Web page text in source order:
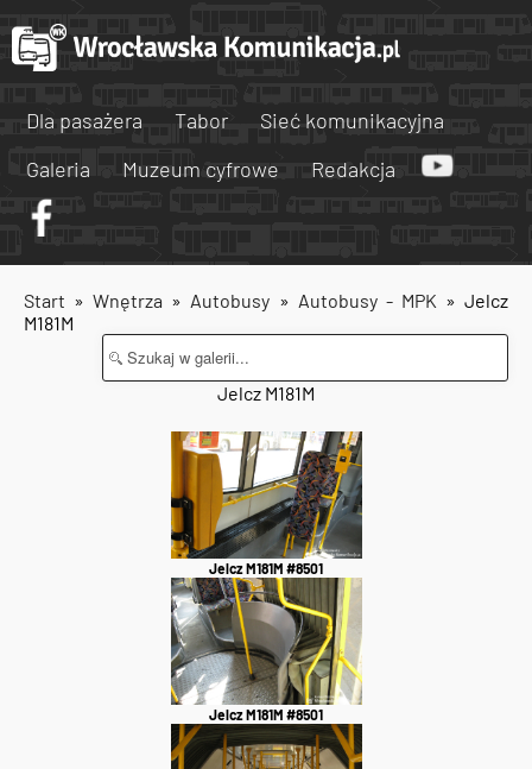
Dla pasażera Tabor
Sieć komunikacyjna
Galeria
Muzeum cyfrowe Redakcja
Start »Wnętrza » Autobusy » Autobusy - MPK » Jelcz
M181M
Jelcz M181M
Jelcz M181M #8501
Jelcz M181M #8501